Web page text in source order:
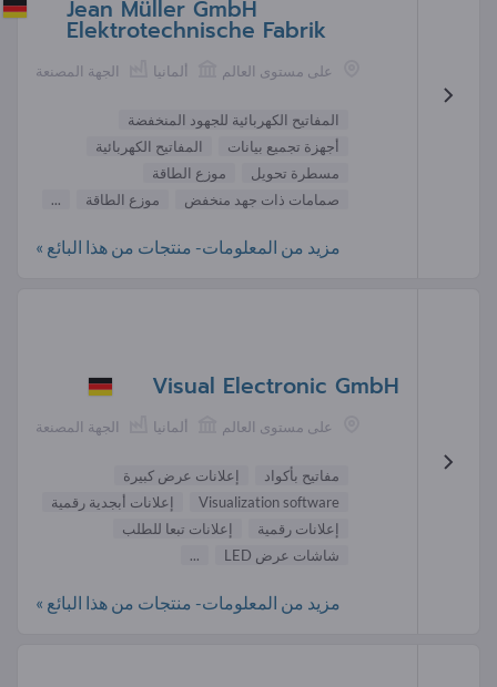
Jean Müller GmbH
Elektrotechnische Fabrik
الجهة المصنعة ألمانيا على مستوى العالم
المفاتيح الكهربائية للجهود المنخفضة
أجهزة تجميع بيانات
المفاتيح الكهربائية
مسطرة تحويل
موزع الطاقة
صمامات ذات جهد منخفض
موزع الطاقة ...
مزيد من المعلومات- منتجات من هذا البائع »
Visual Electronic GmbH
الجهة المصنعة ألمانيا على مستوى العالم
مفاتيح بأكواد
إعلانات عرض كبيرة
Visualization software
إعلانات أبجدية رقمية
إعلانات رقمية
إعلانات تبعا للطلب
شاشات عرض LED
...
مزيد من المعلومات- منتجات من هذا البائع »